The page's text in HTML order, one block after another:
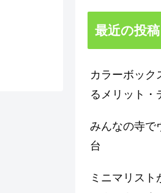
最近の投稿
カラーボック
るメリット・
みんなの寺で
台
ミニマリス